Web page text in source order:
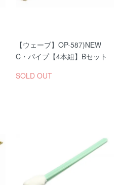
【ウェーブ】OP-587)NEW
C・パイプ【4本組】Bセット
SOLD OUT